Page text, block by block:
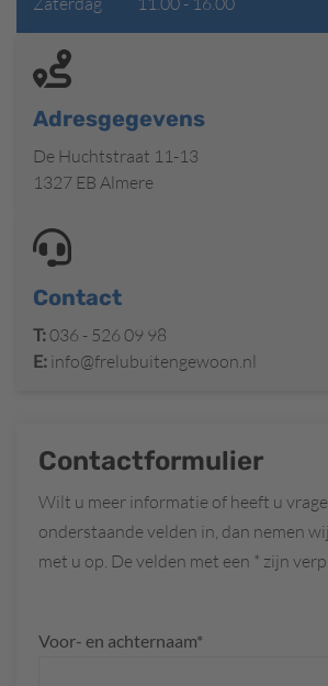
Adresgegevens
De Huchtstraat 11-13
1327 EB Almere
Contact
T:036 - 526 09 98
E: info@frelubuitengewoon.nl
Contactformulier
Wilt u meer informatie of heeft u
onderstaande velden in, dan nemen
met u op. De velden met een * zijn
Voor- en achternaam*